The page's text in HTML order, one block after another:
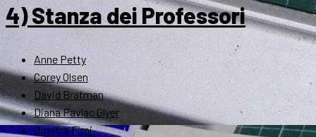
4) Stanza dei Professori
Anne Petty
Corey Olsen
David Bratman
Diana Pavlac Glyer
Dimitra Fimi